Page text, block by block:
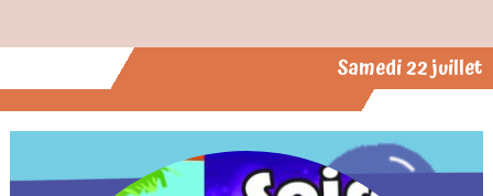
Samedi 22 juillet